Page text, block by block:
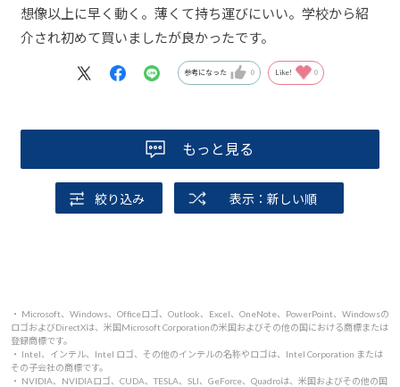
想像以上に早く動く。薄くて持ち運びにいい。学校から紹
介され初めて買いましたが良かったです。
参考になった 0 Like! 0
もっと見る
絞り込み 表示：新しい順
・ Microsoft、Windows、Officeロゴ、Outlook、Excel、OneNote、PowerPoint、Windowsの
ロゴおよびDirectXは、米国Microsoft Corporationの米国およびその他の国における商標または
登録商標です。
・ Intel、インテル、Intel ロゴ、その他のインテルの名称やロゴは、Intel Corporation または
その子会社の商標です。
・ NVIDIA、NVIDIAロゴ、CUDA、TESLA、SLI、GeForce、Quadroは、米国およびその他の国